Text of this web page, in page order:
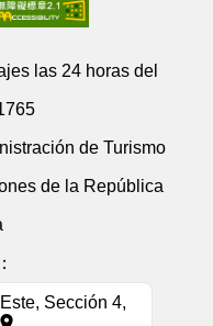
las 24 horas del
de Turismo
de la República
Sección 4,